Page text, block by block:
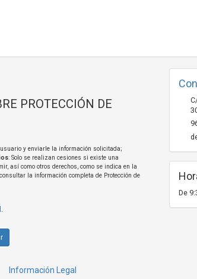
PROTECCIÓN DE
y enviarle la información solicitada;
: Solo se realizan cesiones si existe una
así como otros derechos, como se indica en la
la información completa de Protección de
Información Legal
De